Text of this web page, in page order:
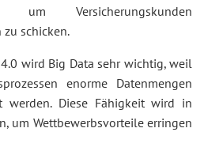
um Versicherungskunden
schicken.
wird Big Data sehr wichtig, weil
enorme Datenmengen
werden. Diese Fähigkeit wird in
um Wettbewerbsvorteile erringen